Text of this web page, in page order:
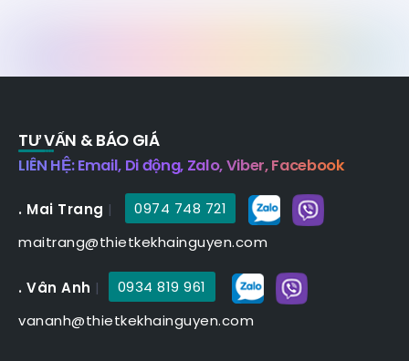
TƯ VẤN & BÁO GIÁ
LIÊN HỆ: Email, Di động, Zalo, Viber, Facebook
. Mai Trang |
0974 748 721
maitrang@thietkekhainguyen.com
. Vân Anh |
0934 819 961
vananh@thietkekhainguyen.com